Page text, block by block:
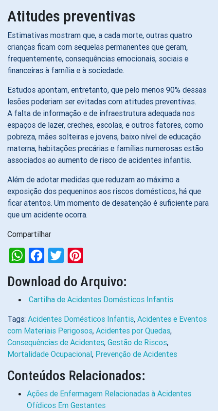
Atitudes preventivas
Estimativas mostram que, a cada morte, outras quatro
crianças ficam com sequelas permanentes que geram,
frequentemente, consequências emocionais, sociais e
financeiras à família e à sociedade.
Estudos apontam, entretanto, que pelo menos 90% dessas
lesões poderiam ser evitadas com atitudes preventivas.
A falta de informação e de infraestrutura adequada nos
espaços de lazer, creches, escolas, e outros fatores, como
pobreza, mães solteiras e jovens, baixo nível de educação
materna, habitações precárias e famílias numerosas estão
associados ao aumento de risco de acidentes infantis.
Além de adotar medidas que reduzam ao máximo a
exposição dos pequeninos aos riscos domésticos, há que
ficar atentos. Um momento de desatenção é suficiente para
que um acidente ocorra.
Compartilhar
WhatsApp
Facebook
Twitter
Download do Arquivo:
Cartilha de Acidentes Domésticos Infantis
Tags: Acidentes Domésticos Infantis, Acidentes e Eventos
com Materiais Perigosos, Acidentes por Quedas,
Consequências de Acidentes, Gestão de Riscos,
Mortalidade Ocupacional, Prevenção de Acidentes
Conteúdos Relacionados:
Ações de Enfermagem Relacionadas à Acidentes
Ofídicos Em Gestantes